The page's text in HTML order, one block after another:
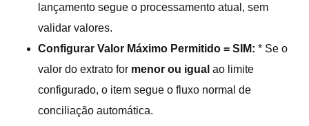
lançamento segue o processamento atual, sem
validar valores.
Configurar Valor Máximo Permitido = SIM: * Se o
valor do extrato for menor ou igual ao limite
configurado, o item segue o fluxo normal de
conciliação automática.